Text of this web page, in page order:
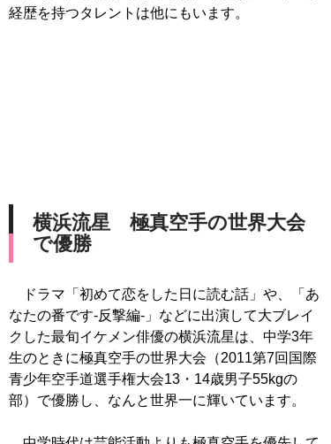
経歴を持つタレントは他にもいます。
横浜流星 極真空手の世界大会
で優勝
ドラマ「初めて恋をした日に読む話」や、「あ
なたの番です-反撃編-」などに出演して大ブレイ
クした最旬イケメン俳優の横浜流星は、中学3年
生のときに極真空手の世界大会（2011第7回国際
青少年空手道選手権大会13・14歳男子55kgの
部）で優勝し、なんと世界一に輝いています。